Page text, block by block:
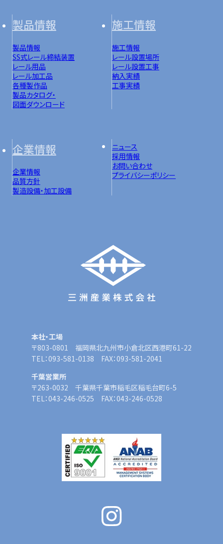
製品情報
製品情報
SS式レール締結装置
レール用品
レール加工品
各種製作品
製品カタログ・
図面ダウンロード
施工情報
施工情報
レール設置場所
レール設置工事
納入実績
工事実績
企業情報
企業情報
品質方針
製造設備・加工設備
ニュース
採用情報
お問い合わせ
プライバシーポリシー
本社・工場
〒803-0801 福岡県北九州市小倉北区西港町61-22
TEL：093-581-0138 FAX：093-581-2041
千葉営業所
〒263-0032 千葉県千葉市稲毛区稲毛台町6-5
TEL：043-246-0525 FAX：043-246-0528